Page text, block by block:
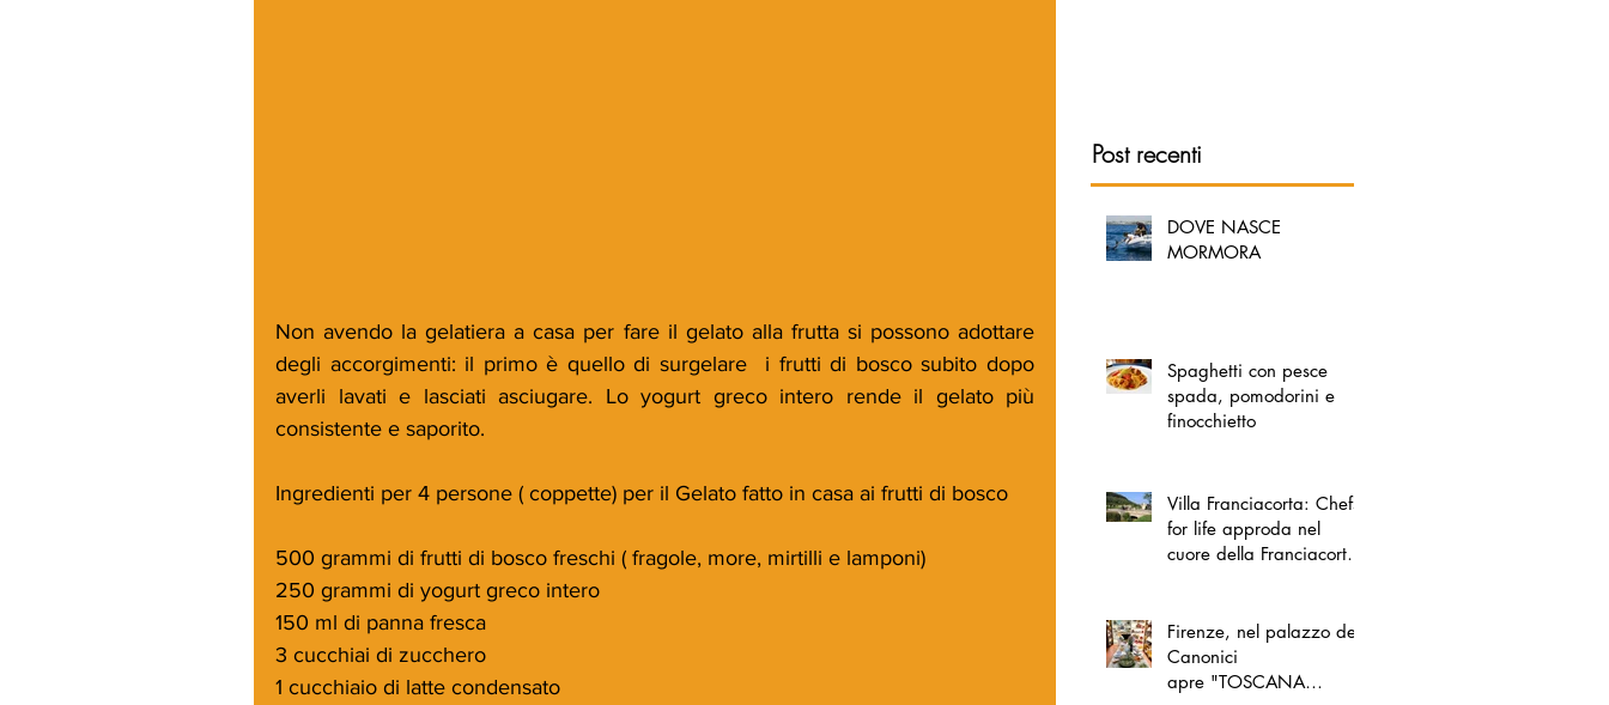
Non avendo la gelatiera a casa per fare il gelato alla frutta si possono adottare
degli accorgimenti: il primo è quello di surgelare  i frutti di bosco subito dopo
averli lavati e lasciati asciugare. Lo yogurt greco intero rende il gelato più
consistente e saporito.
Ingredienti per 4 persone ( coppette) per il Gelato fatto in casa ai frutti di bosco
500 grammi di frutti di bosco freschi ( fragole, more, mirtilli e lamponi)
250 grammi di yogurt greco intero
150 ml di panna fresca
3 cucchiai di zucchero
1 cucchiaio di latte condensato
Post recenti
DOVE NASCE
MORMORA
Spaghetti con pesce
spada, pomodorini e
finocchietto
Villa Franciacorta: Chefs
for life approda nel
cuore della Franciacorta,
Firenze, nel palazzo dei
Canonici
apre "TOSCANA